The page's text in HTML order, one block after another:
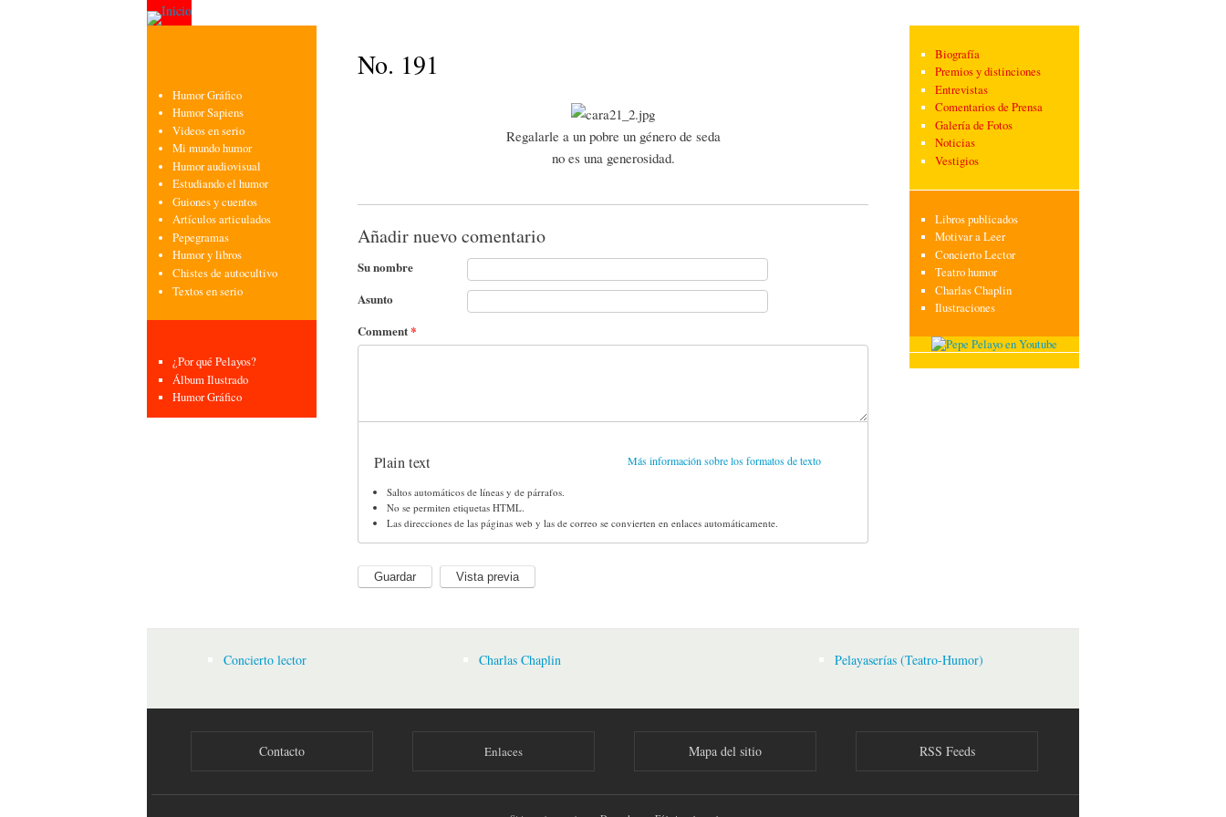
Humor Gráfico
Humor Sapiens
Videos en serio
Mi mundo humor
Humor audiovisual
Estudiando el humor
Guiones y cuentos
Artículos articulados
Pepegramas
Humor y libros
Chistes de autocultivo
Textos en serio
¿Por qué Pelayos?
Álbum Ilustrado
Humor Gráfico
No. 191
Regalarle a un pobre un género de seda
no es una generosidad.
Añadir nuevo comentario
Su nombre
Asunto
Comment*
Más información sobre los formatos de texto
Plain text
Saltos automáticos de líneas y de párrafos.
No se permiten etiquetas HTML.
Las direcciones de las páginas web y las de correo se convierten en enlaces automáticamente.
Biografía
Premios y distinciones
Entrevistas
Comentarios de Prensa
Galería de Fotos
Noticias
Vestigios
Libros publicados
Motivar a Leer
Concierto Lector
Teatro humor
Charlas Chaplin
Ilustraciones
Concierto lector Charlas Chaplin Pelayaserías (Teatro-Humor)
Contacto Enlaces Mapa del sitio RSS Feeds